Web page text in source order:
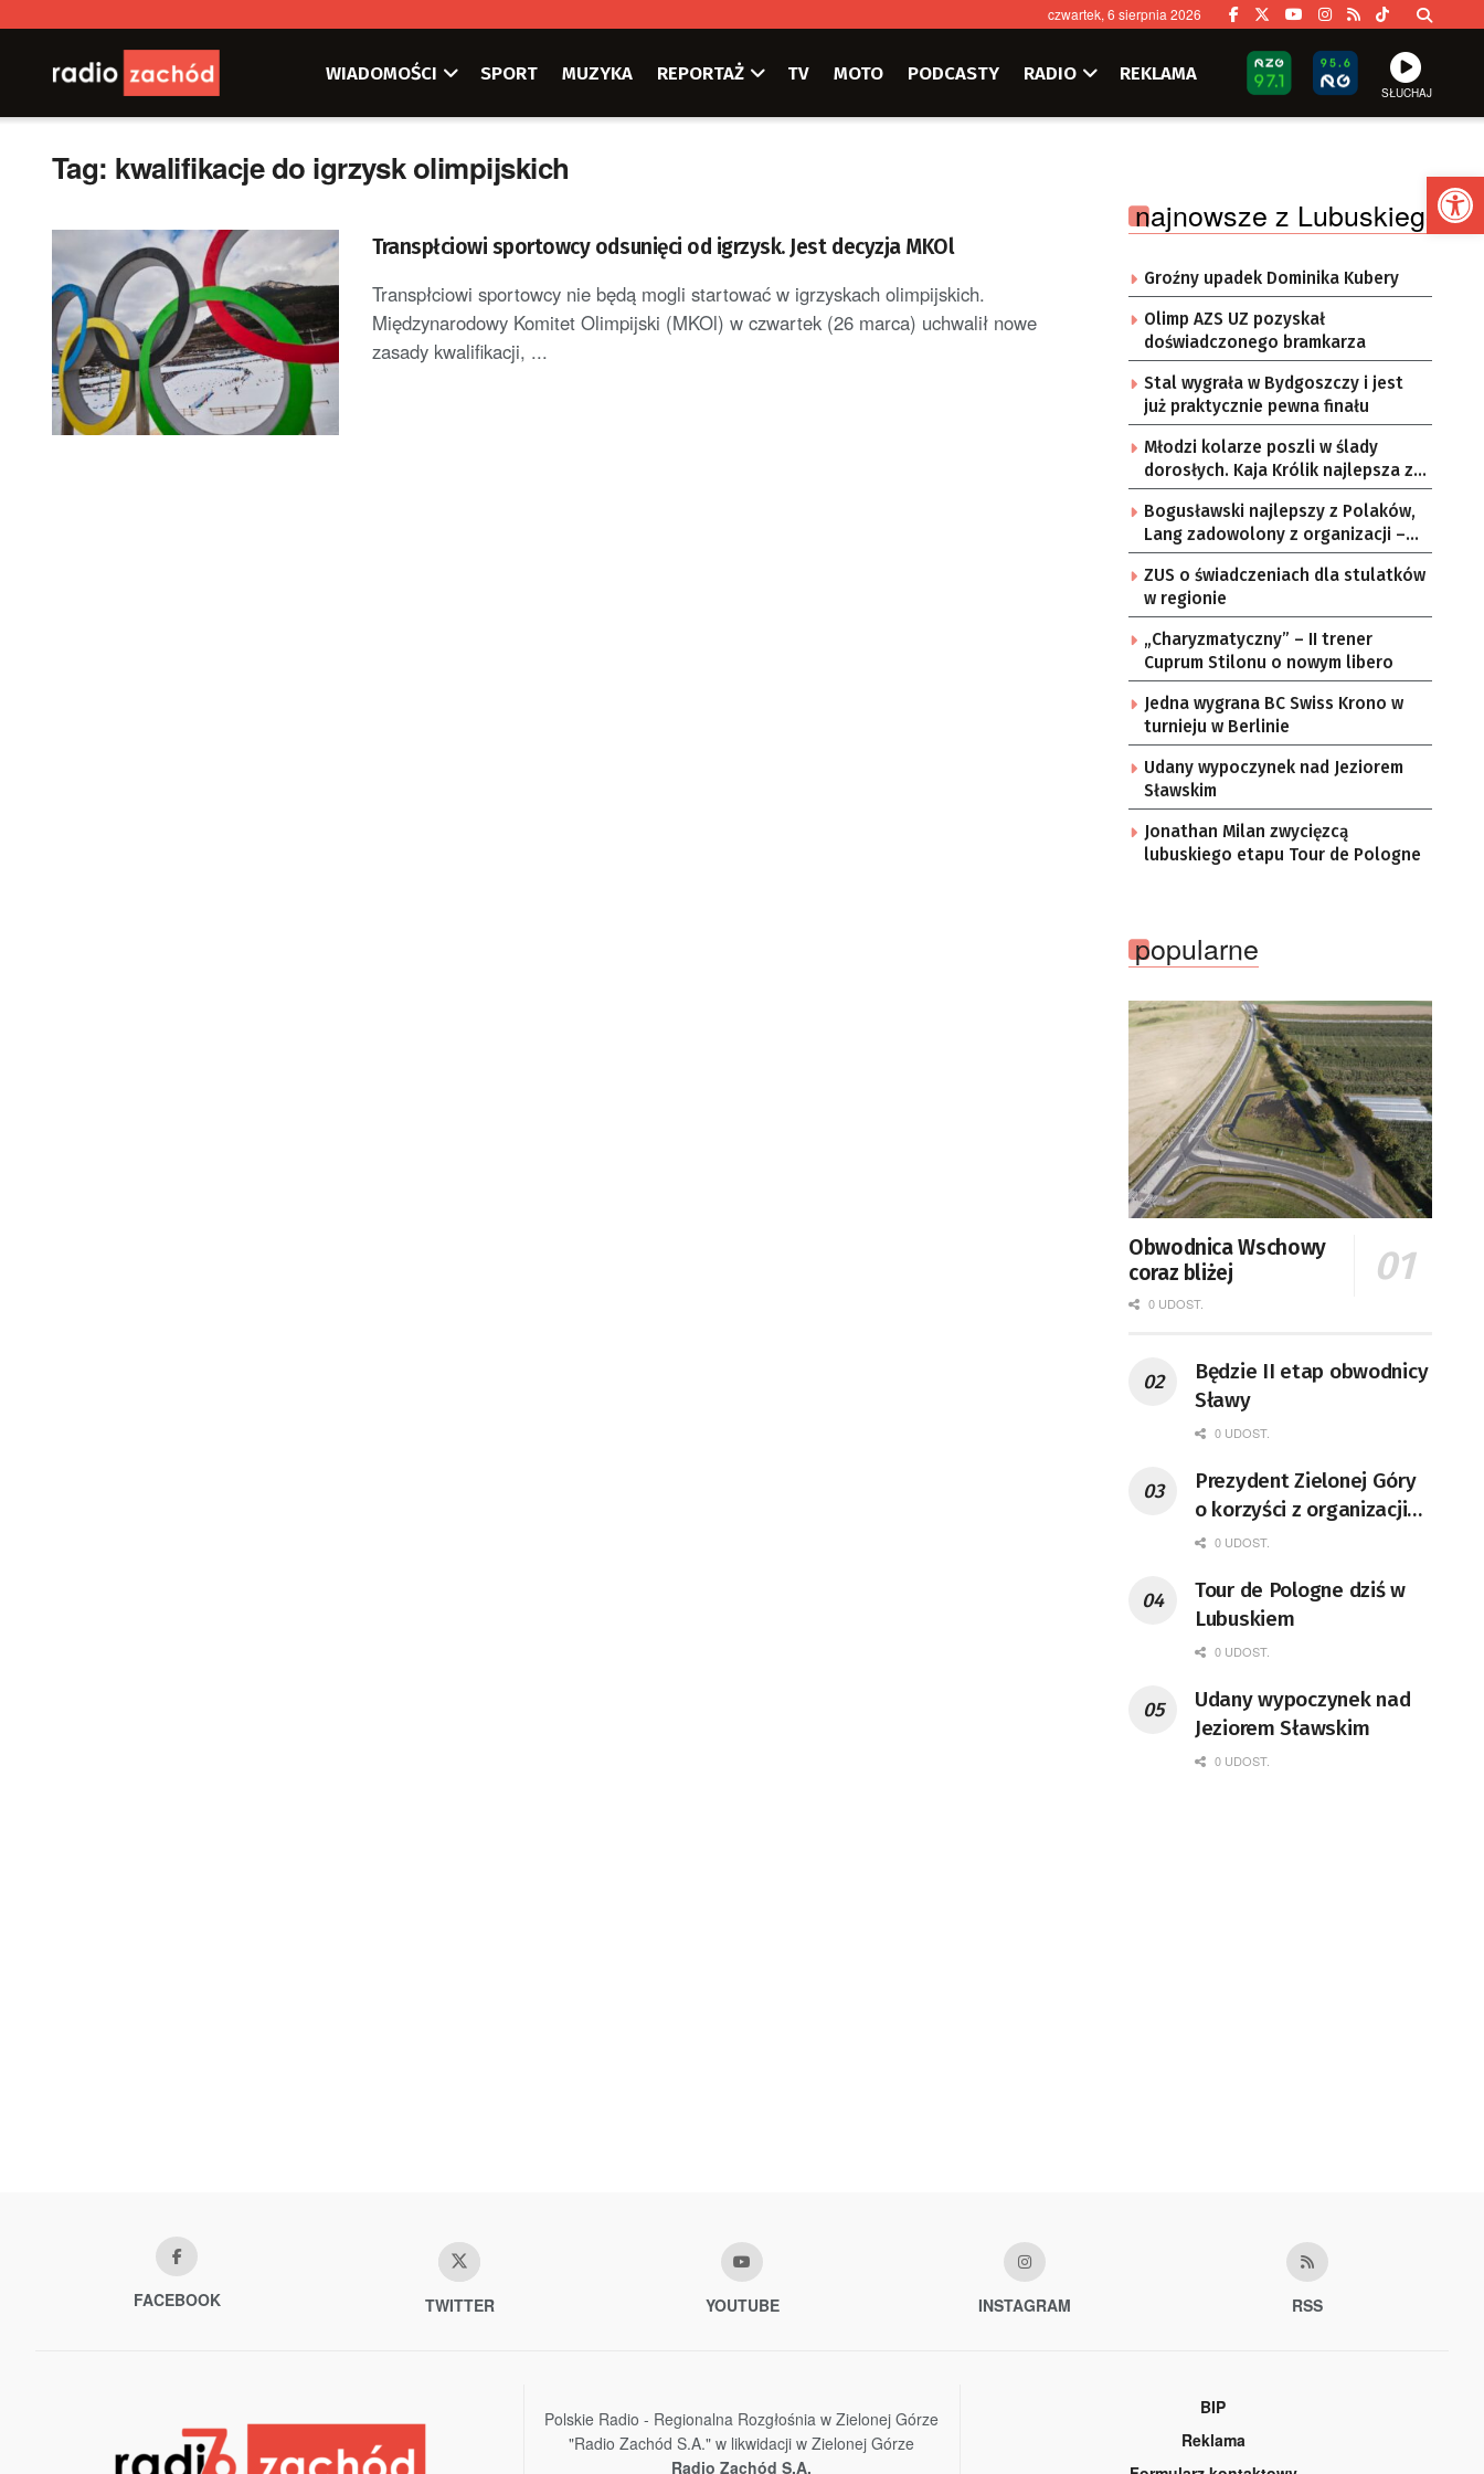
czwartek, 6 sierpnia 2026
WIADOMOŚCI SPORT MUZYKA REPORTAŻ TV MOTO PODCASTY RADIO REKLAMA
SŁUCHAJ
Tag: kwalifikacje do igrzysk olimpijskich
Transpłciowi sportowcy odsunięci od igrzysk. Jest decyzja MKOl
Transpłciowi sportowcy nie będą mogli startować w igrzyskach olimpijskich.
Międzynarodowy Komitet Olimpijski (MKOl) w czwartek (26 marca) uchwalił nowe
zasady kwalifikacji, ...
najnowsze z Lubuskiego
Groźny upadek Dominika Kubery
Olimp AZS UZ pozyskał
doświadczonego bramkarza
Stal wygrała w Bydgoszczy i jest
już praktycznie pewna finału
Młodzi kolarze poszli w ślady
dorosłych. Kaja Królik najlepsza z
Lubuszanek w Tour de Pologne
Junior
Bogusławski najlepszy z Polaków,
Lang zadowolony z organizacji –
komentarze po 3. etapie Tour de
Pologne
ZUS o świadczeniach dla stulatków
w regionie
„Charyzmatyczny” – II trener
Cuprum Stilonu o nowym libero
Jedna wygrana BC Swiss Krono w
turnieju w Berlinie
Udany wypoczynek nad Jeziorem
Sławskim
Jonathan Milan zwycięzcą
lubuskiego etapu Tour de Pologne
popularne
Obwodnica Wschowy
coraz bliżej
0 UDOST.
Będzie II etap obwodnicy
Sławy
0 UDOST.
Prezydent Zielonej Góry
o korzyści z organizacji
mety Tour de Pologne
0 UDOST.
Tour de Pologne dziś w
Lubuskiem
0 UDOST.
Udany wypoczynek nad
Jeziorem Sławskim
0 UDOST.
FACEBOOK TWITTER YOUTUBE INSTAGRAM RSS
Polskie Radio - Regionalna Rozgłośnia w Zielonej Górze
"Radio Zachód S.A." w likwidacji w Zielonej Górze
Radio Zachód S.A.
BIP
Reklama